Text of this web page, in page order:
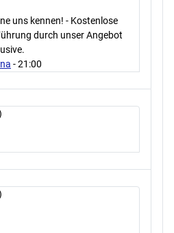
uns kennen! - Kostenlose
durch unser Angebot
- 21:00